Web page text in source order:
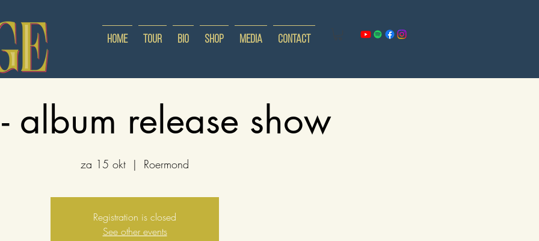
Home Tour Bio Shop Media Contact
album release show
za 15 okt
  |
Roermond
Registration is closed
See other events